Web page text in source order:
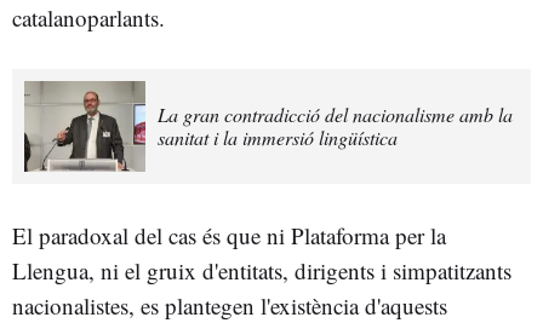
catalanoparlants.
La gran contradicció del nacionalisme amb la
sanitat i la immersió lingüística
El paradoxal del cas és que ni Plataforma per la
Llengua, ni el gruix d'entitats, dirigents i simpatitzants
nacionalistes, es plantegen l'existència d'aquests